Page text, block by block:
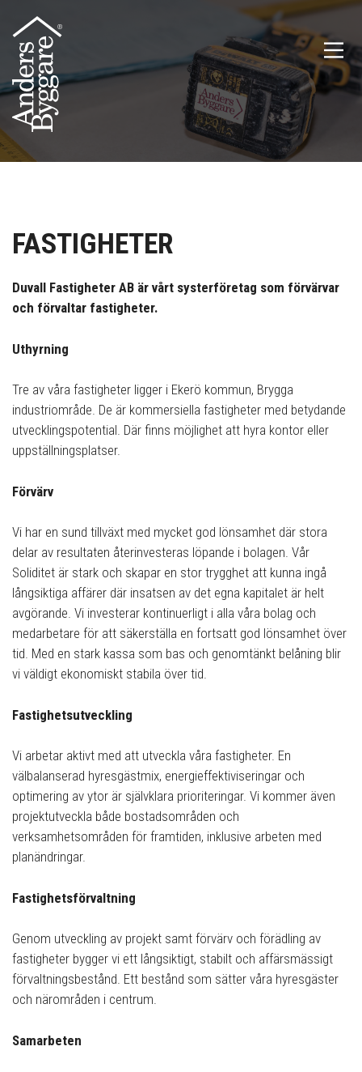
innehåll
FASTIGHETER
Duvall Fastigheter AB är vårt systerföretag som förvärvar
och förvaltar fastigheter.
Uthyrning
Tre av våra fastigheter ligger i Ekerö kommun, Brygga
industriområde. De är kommersiella fastigheter med betydande
utvecklingspotential. Där finns möjlighet att hyra kontor eller
uppställningsplatser.
Förvärv
Vi har en sund tillväxt med mycket god lönsamhet där stora
delar av resultaten återinvesteras löpande i bolagen. Vår
Soliditet är stark och skapar en stor trygghet att kunna ingå
långsiktiga affärer där insatsen av det egna kapitalet är helt
avgörande. Vi investerar kontinuerligt i alla våra bolag och
medarbetare för att säkerställa en fortsatt god lönsamhet över
tid. Med en stark kassa som bas och genomtänkt belåning blir
vi väldigt ekonomiskt stabila över tid.
Fastighetsutveckling
Vi arbetar aktivt med att utveckla våra fastigheter. En
välbalanserad hyresgästmix, energieffektiviseringar och
optimering av ytor är självklara prioriteringar. Vi kommer även
projektutveckla både bostadsområden och
verksamhetsområden för framtiden, inklusive arbeten med
planändringar.
Fastighetsförvaltning
Genom utveckling av projekt samt förvärv och förädling av
fastigheter bygger vi ett långsiktigt, stabilt och affärsmässigt
förvaltningsbestånd. Ett bestånd som sätter våra hyresgäster
och närområden i centrum.
Samarbeten